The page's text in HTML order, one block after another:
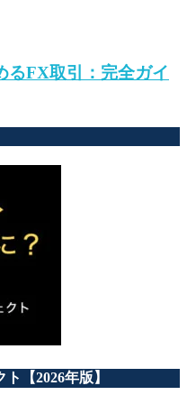
FX取引：完全ガイ
【2026年版】